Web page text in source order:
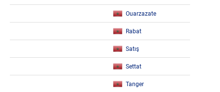
Ouarzazate
Rabat
Satış
Settat
Tanger